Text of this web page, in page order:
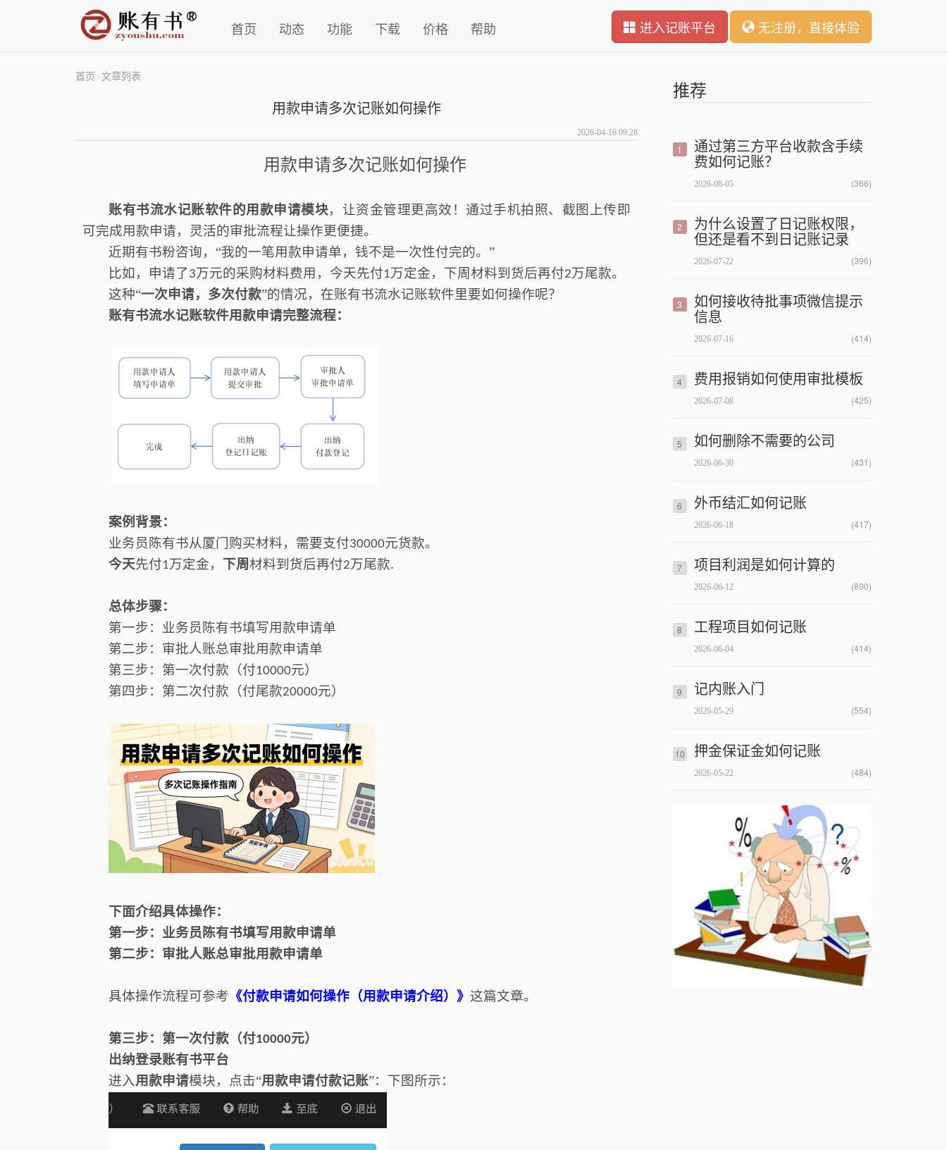
首页 动态 功能 下载 价格 帮助 进入记账平台 无注册，直接体验
首页 \文章列表
用款申请多次记账如何操作
2026-04-16 09:28
用款申请多次记账如何操作
账有书流水记账软件的用款申请模块，让资金管理更高效！通过手机拍照、截图上传即
可完成用款申请，灵活的审批流程让操作更便捷。
近期有书粉咨询， “我的一笔用款申请单，钱不是一次性付完的。”
比如，申请了3万元的采购材料费用 ，今天先付1万定金，下周材料到货后再付2万尾款。
这种“一次申请，多次付款”的情况， 在账有书流水记账软件里要如何操作呢？
账有书流水记账软件用款申请完整流程：
案例背景：
业务员陈有书从厦门购买材料，需要支付30000元货款。
今天先付1万定金， 下周材料到货后再付2万尾款.
总体步骤：
第一步：业务员陈有书填写用款申请单
第二步： 审批人账总审批用款申请单
第三步： 第一次付款（付10000元）
第四步： 第二次付款（付尾款20000元）
下面介绍具体操作：
第一步：业务员陈有书填写用款申请单
第二步：审批人账总审批用款申请单
具体操作流程可参考 《付款申请如何操作（用款申请介绍） 》 这篇文章。
第三步：第一次付款（付10000元）
出纳登录账有书平台
进入用款申请模块，点击“用款申请付款记账”： 下图所示：
推荐
1 通过第三方平台收款含手续
费如何记账？
(366)
2026-08-05
2 为什么设置了日记账权限，
但还是看不到日记账记录
(396)
2026-07-22
3 如何接收待批事项微信提示
信息
(414)
2026-07-16
4 费用报销如何使用审批模板
(425)
2026-07-08
5 如何删除不需要的公司
(431)
2026-06-30
6 外币结汇如何记账
(417)
2026-06-18
7 项目利润是如何计算的
(800)
2026-06-12
8 工程项目如何记账
(414)
2026-06-04
9 记内账入门
(554)
2026-05-29
10 押金保证金如何记账
(484)
2026-05-22